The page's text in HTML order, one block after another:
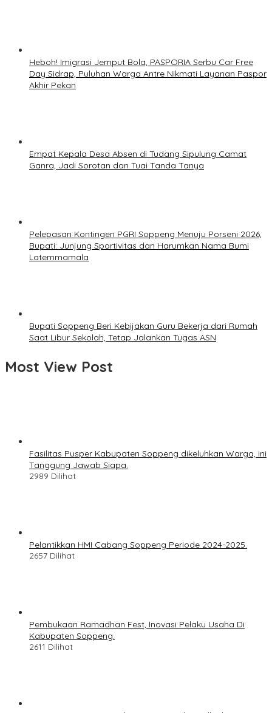
Heboh! Imigrasi Jemput Bola, PASPORIA Serbu Car Free
Day Sidrap, Puluhan Warga Antre Nikmati Layanan Paspor
Akhir Pekan
Empat Kepala Desa Absen di Tudang Sipulung Camat
Ganra, Jadi Sorotan dan Tuai Tanda Tanya
Pelepasan Kontingen PGRI Soppeng Menuju Porseni 2026,
Bupati: Junjung Sportivitas dan Harumkan Nama Bumi
Latemmamala
Bupati Soppeng Beri Kebijakan Guru Bekerja dari Rumah
Saat Libur Sekolah, Tetap Jalankan Tugas ASN
Most View Post
Fasilitas Pusper Kabupaten Soppeng dikeluhkan Warga, ini
Tanggung Jawab Siapa.
2989 Dilihat
Pelantikkan HMI Cabang Soppeng Periode 2024-2025.
2657 Dilihat
Pembukaan Ramadhan Fest, Inovasi Pelaku Usaha Di
Kabupaten Soppeng.
2611 Dilihat